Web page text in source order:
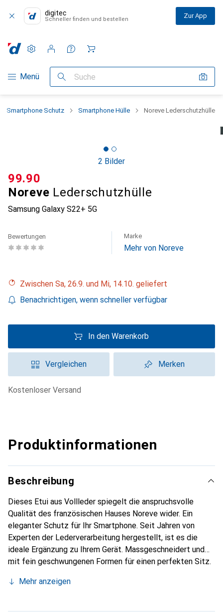
digitec
Schneller finden und bestellen Zur App
Navigation nach Kategorien
Menü Suche
Einstellungen
Kundenkonto
Vergleichslisten
Merklisten
Warenkorb
Smartphone Schutz Smartphone Hülle Noreve Lederschutzhülle
2 Bilder
Noreve Lederschutzhülle
Samsung Galaxy S22+ 5G
CHF
99.90
Bewertungen Marke
Mehr von Noreve
Zwischen Sa, 26.9. und Mi, 14.10. geliefert
Benachrichtigen, wenn schneller verfügbar
In den Warenkorb
Vergleichen Merken
kostenloser Versand
Produktinformationen
Beschreibung
Dieses Etui aus Vollleder spiegelt die anspruchsvolle
Qualität des französischen Hauses Noreve wider. Ein
eleganter Schutz für Ihr Smartphone. Seit Jahren von
Experten der Lederverarbeitung hergestellt, ist es die
ideale Ergänzung zu Ihrem Gerät. Massgeschneidert und
mit fein geschwungenen Formen für einen perfekten Sitz.
Smartphone. Die Marke Noreve ist international für ihre
für den anspruchsvollen Kunden.
Mehr anzeigen